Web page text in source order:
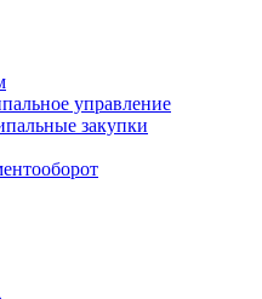
управление
закупки